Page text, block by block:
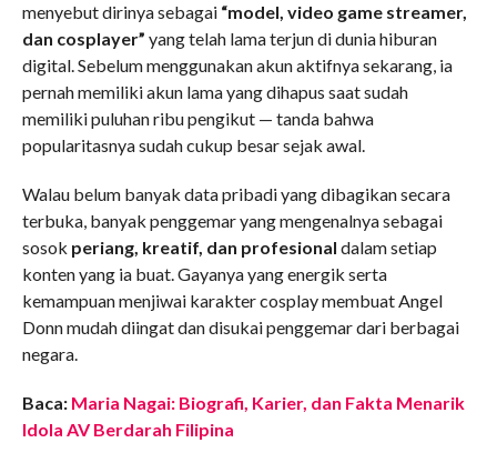
menyebut dirinya sebagai “model, video game streamer,
dan cosplayer” yang telah lama terjun di dunia hiburan
digital. Sebelum menggunakan akun aktifnya sekarang, ia
pernah memiliki akun lama yang dihapus saat sudah
memiliki puluhan ribu pengikut — tanda bahwa
popularitasnya sudah cukup besar sejak awal.
Walau belum banyak data pribadi yang dibagikan secara
terbuka, banyak penggemar yang mengenalnya sebagai
sosok periang, kreatif, dan profesional dalam setiap
konten yang ia buat. Gayanya yang energik serta
kemampuan menjiwai karakter cosplay membuat Angel
Donn mudah diingat dan disukai penggemar dari berbagai
negara.
Baca: Maria Nagai: Biografi, Karier, dan Fakta Menarik
Idola AV Berdarah Filipina